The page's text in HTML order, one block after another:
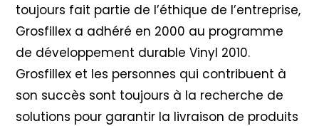
toujours fait partie de l’éthique de l’entreprise,
Grosfillex a adhéré en 2000 au programme
de développement durable Vinyl 2010.
Grosfillex et les personnes qui contribuent à
son succès sont toujours à la recherche de
solutions pour garantir la livraison de produits